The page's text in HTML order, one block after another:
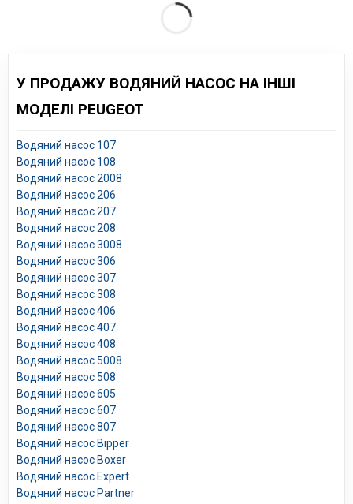
У ПРОДАЖУ ВОДЯНИЙ НАСОС НА ІНШІ
МОДЕЛІ PEUGEOT
Водяний насос 107
Водяний насос 108
Водяний насос 2008
Водяний насос 206
Водяний насос 207
Водяний насос 208
Водяний насос 3008
Водяний насос 306
Водяний насос 307
Водяний насос 308
Водяний насос 406
Водяний насос 407
Водяний насос 408
Водяний насос 5008
Водяний насос 508
Водяний насос 605
Водяний насос 607
Водяний насос 807
Водяний насос Bipper
Водяний насос Boxer
Водяний насос Expert
Водяний насос Partner